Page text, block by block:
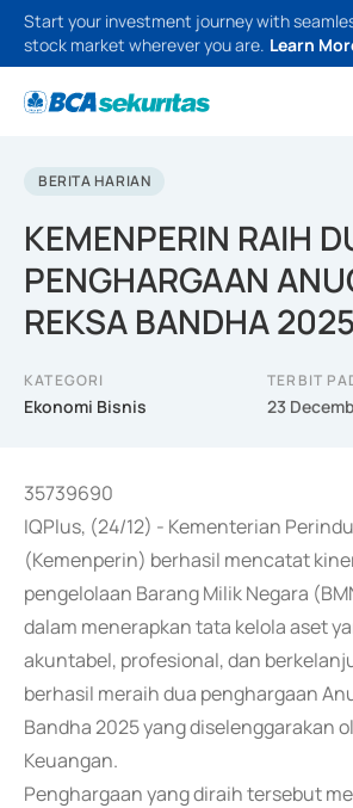
Start your investment journey with
stock market wherever you are. Learn
BERITA HARIAN
KEMENPERIN RAIH
PENGHARGAAN
REKSA BANDHA 2025
KATEGORI
Ekonomi Bisnis
TERBIT
23
35739690
IQPlus, (24/12) - Kementerian
(Kemenperin) berhasil mencatat
pengelolaan Barang Milik Negara
dalam menerapkan tata kelola aset
akuntabel, profesional, dan
berhasil meraih dua penghargaan
Bandha 2025 yang diselenggarakan
Keuangan.
Penghargaan yang diraih tersebut